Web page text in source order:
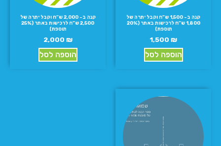
קנה ב- 1,500 ש”ח וקבל יתרה של
1,800 ש”ח לרכישות באתר (20%
תוספת)
1,500 ₪
הוספה לסל
קנה ב- 2,000 ש”ח וקבל יתרה של
2,500 ש”ח לרכישות באתר (25%
תוספת)
2,000 ₪
הוספה לסל